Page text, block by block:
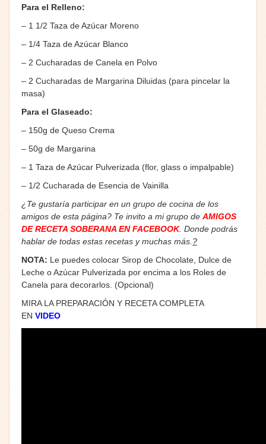
Para el Relleno:
– 1 1/2 Taza de Azúcar Moreno
– 1/4 Taza de Azúcar Blanco
– 2 Cucharadas de Canela en Polvo
– 2 Cucharadas de Margarina Diluidas (para pincelar la
masa)
Para el Glaseado:
– 150g de Queso Crema
– 50g de Margarina
– 1 Taza de Azúcar Pulverizada (flor, glass o impalpable)
– 1/2 Cucharada de Esencia de Vainilla
¿Te gustaría participar en un grupo de cocina de los
amigos de esta página? Te invito a mi grupo de AMIGOS
DE RECETA SOBERANA EN FACEBOOK. Donde podrás
hablar de todas estas recetas y muchas más. ?
NOTA: Le puedes colocar Sirop de Chocolate, Dulce de
Leche o Azúcar Pulverizada por encima a los Roles de
Canela para decorarlos. (Opcional)
MIRA LA PREPARACIÓN Y RECETA COMPLETA
EN VIDEO